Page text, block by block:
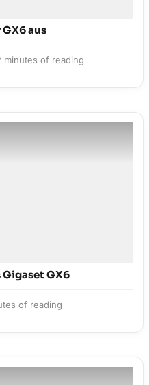
aus
minutes of reading
GX6
of reading